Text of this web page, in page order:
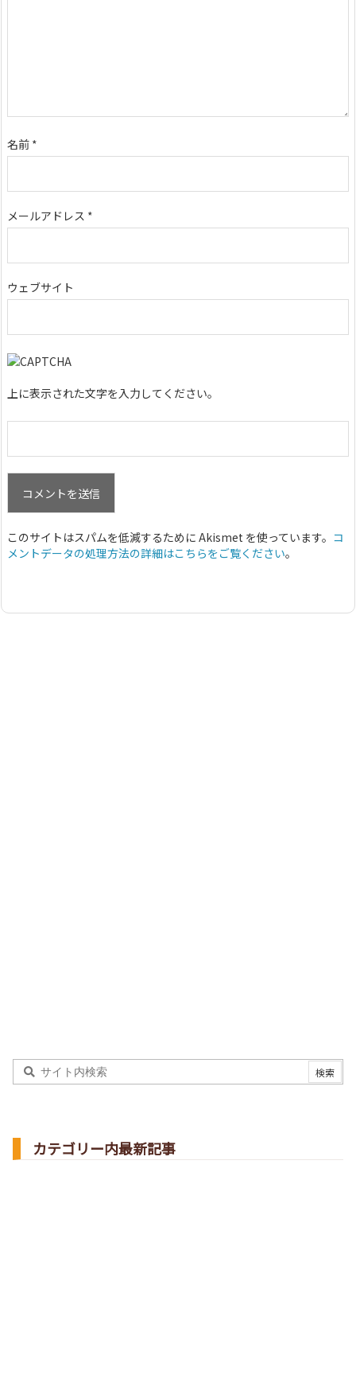
名前 *
メールアドレス *
ウェブサイト
上に表示された文字を入力してください。
このサイトはスパムを低減するために Akismet を使っています。 コ
メントデータの処理方法の詳細はこちらをご覧ください。
カテゴリー内最新記事